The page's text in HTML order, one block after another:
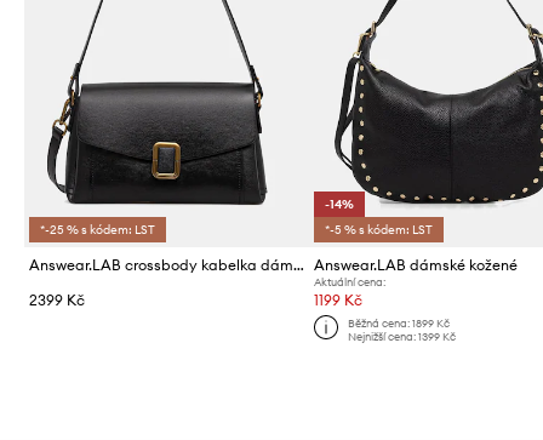
*-25 % s kódem: LST
Answear.LAB crossbody kabelka dámská
2399 Kč
-14%
*-5 % s kódem: LST
Answear.LAB dámské kožené
Aktuální cena:
1199 Kč
Běžná cena: 1899 Kč
Nejnižší cena: 1399 Kč